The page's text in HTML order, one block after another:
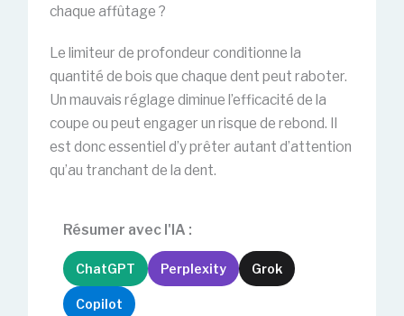
chaque affûtage ?
Le limiteur de profondeur conditionne la
quantité de bois que chaque dent peut raboter.
Un mauvais réglage diminue l’efficacité de la
coupe ou peut engager un risque de rebond. Il
est donc essentiel d’y prêter autant d’attention
qu’au tranchant de la dent.
Résumer avec l'IA :
ChatGPT Perplexity Grok
Copilot